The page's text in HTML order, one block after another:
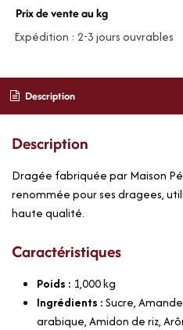
Prix de vente au kg
Expédition : 2-3 jours ouvrables
Description
Description
Dragée fabriquée par Maison
renommée pour ses dragees,
haute qualité.
Caractéristiques
Poids : 1,000kg
Ingrédients :Sucre,
arabique, Amidon de riz,